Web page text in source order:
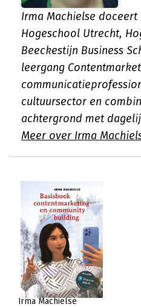
Irma Machielse
Hogeschool Utrecht,
Beeckestijn Business
leergang
cultuursector en
achtergrond met
Meer over Irma
Irma Machielse